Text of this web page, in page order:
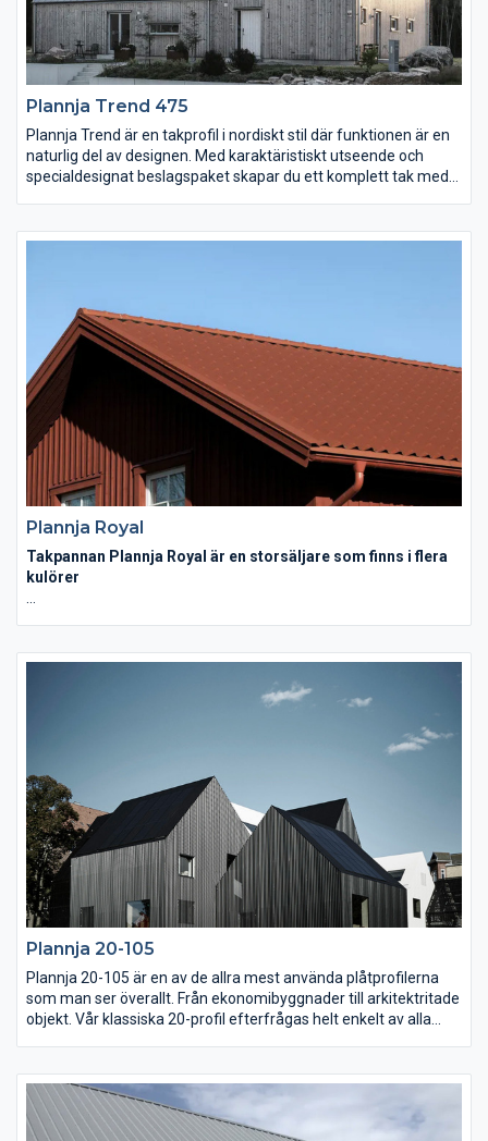
Plannja Trend 475
Plannja Trend är en takprofil i nordiskt stil där funktionen är en
naturlig del av designen. Med karaktäristiskt utseende och
specialdesignat beslagspaket skapar du ett komplett tak med
ditt hus ett extra lyft.
linjer. Montera profilen liggande eller stående, blanda bredderna
275 och 475 i en stilfull design. Variationerna är många och
oavsett val så får du en en fasad som motstår väder och vind i
lång tid framöver.
Plannja Royal
Takpannan Plannja Royal är en storsäljare som finns i flera
kulörer
storsäljare som finns i flera kulörer, med all säkerhet också en
som passar dig och ditt hus. Plannja Royal tillverkas även i
resistent aluminium som är särskilt lämpad för kustnära hus.
Plannja 20-105
Plannja 20-105 är en av de allra mest använda plåtprofilerna
som man ser överallt. Från ekonomibyggnader till arkitektritade
objekt. Vår klassiska 20-profil efterfrågas helt enkelt av alla
beläggningen Plannja Hard Coat eller Polyester och finns även
med praktiskt kondensskydd på undersidan av plåten. Profilen
tillverkas även i aluminium.